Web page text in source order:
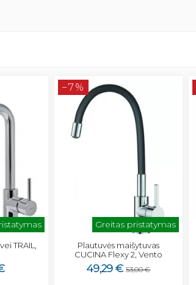
TRAIL,
−7%
Greitas pristatymas
Plautuvės maišytuvas
CUCINA Flexy 2, Vento
49,29 € 53,00 €